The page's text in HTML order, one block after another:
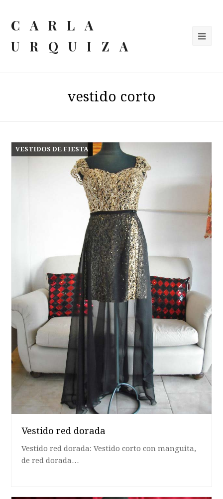
CARLA
URQUIZA
vestido corto
VESTIDOS DE FIESTA
Vestido red dorada
Vestido red dorada: Vestido corto con manguita,
de red dorada…